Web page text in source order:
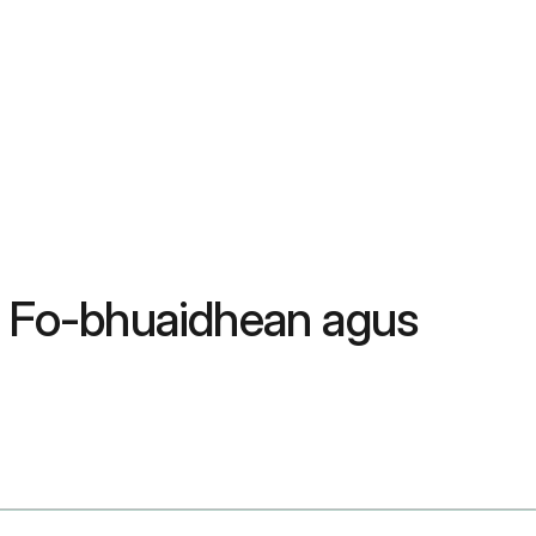
bhuaidhean agus